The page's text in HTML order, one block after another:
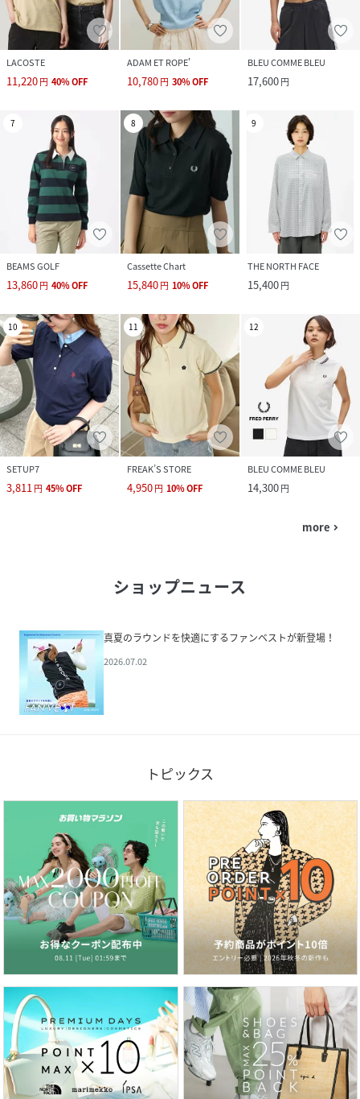
LACOSTE
11,220円 40%OFF
ADAM ET ROPE'
10,780円 30%OFF
BLEU COMME BLEU
17,600円
7
BEAMS GOLF
13,860円 40%OFF
8
Cassette Chart
15,840円 10%OFF
9
THE NORTH FACE
15,400円
10
SETUP7
3,811円 45%OFF
11
FREAK’S STORE
4,950円 10%OFF
12
BLEU COMME BLEU
14,300円
more navigate_next
ショップニュース
真夏のラウンドを快適にするファンベストが新登場！
2026.07.02
トピックス